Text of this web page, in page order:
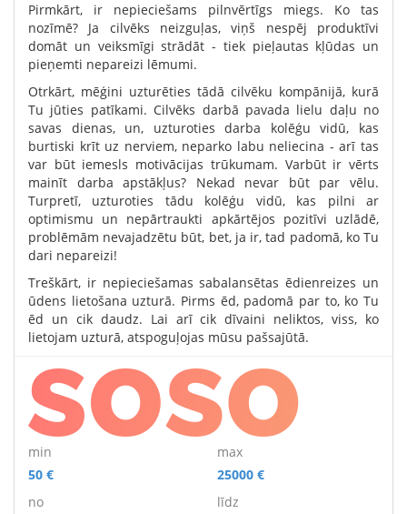
Pirmkārt, ir nepieciešams pilnvērtīgs miegs. Ko tas
nozīmē? Ja cilvēks neizguļas, viņš nespēj produktīvi
domāt un veiksmīgi strādāt - tiek pieļautas kļūdas un
pieņemti nepareizi lēmumi.
Otrkārt, mēģini uzturēties tādā cilvēku kompānijā, kurā
Tu jūties patīkami. Cilvēks darbā pavada lielu daļu no
savas dienas, un, uzturoties darba kolēģu vidū, kas
burtiski krīt uz nerviem, neparko labu neliecina - arī tas
var būt iemesls motivācijas trūkumam. Varbūt ir vērts
mainīt darba apstākļus? Nekad nevar būt par vēlu.
Turpretī, uzturoties tādu kolēģu vidū, kas pilni ar
optimismu un nepārtraukti apkārtējos pozitīvi uzlādē,
problēmām nevajadzētu būt, bet, ja ir, tad padomā, ko Tu
dari nepareizi!
Treškārt, ir nepieciešamas sabalansētas ēdienreizes un
ūdens lietošana uzturā. Pirms ēd, padomā par to, ko Tu
ēd un cik daudz. Lai arī cik dīvaini neliktos, viss, ko
lietojam uzturā, atspoguļojas mūsu pašsajūtā.
min
50 €
max
25000 €
no
līdz